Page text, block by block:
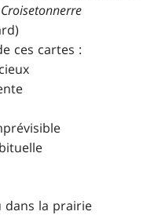
ces cartes :
dans la prairie